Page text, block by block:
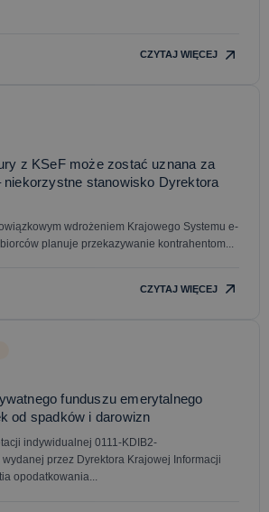
CZYTAJ WIĘCEJ
z KSeF może zostać uznana za
niekorzystne stanowisko Dyrektora
wdrożeniem Krajowego Systemu e-
planuje przekazywanie kontrahentom...
CZYTAJ WIĘCEJ
funduszu emerytalnego
od spadków i darowizn
indywidualnej 0111-KDIB2-
przez Dyrektora Krajowej Informacji
opodatkowania...